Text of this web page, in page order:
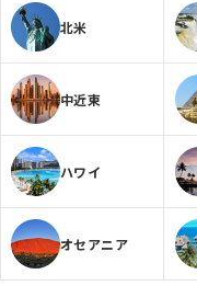
北米
中近東
ハワイ
オセアニア